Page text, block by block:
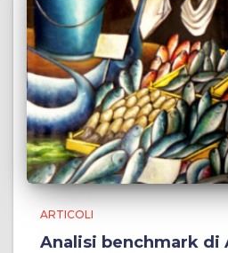
ARTICOLI
Analisi benchmark di